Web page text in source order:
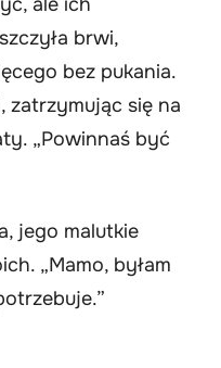
ale ich
brwi,
bez pukania.
zatrzymując się na
„Powinnaś być
jego malutkie
„Mamo, byłam